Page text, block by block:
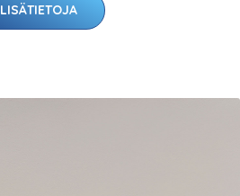
LISÄTIETOJA